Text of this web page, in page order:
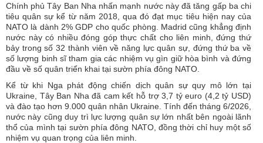
Chính phủ Tây Ban Nha nhấn mạnh nước này đã tăng gấp ba chi
tiêu quân sự kể từ năm 2018, qua đó đạt mục tiêu hiện nay của
NATO là dành 2% GDP cho quốc phòng. Madrid cũng khẳng định
nước này có nhiều đóng góp thực chất cho liên minh, đứng thứ
bảy trong số 32 thành viên về năng lực quân sự, đứng thứ ba về
số lượng binh sĩ tham gia các nhiệm vụ gìn giữ hòa bình và đứng
đầu về số quân triển khai tại sườn phía đông NATO.
Kể từ khi Nga phát động chiến dịch quân sự quy mô lớn tại
Ukraine, Tây Ban Nha đã cam kết hỗ trợ 3,7 tỷ euro (4,2 tỷ USD)
và đào tạo hơn 9.000 quân nhân Ukraine. Tính đến tháng 6/2026,
nước này cũng duy trì lực lượng quân sự lớn nhất bên ngoài lãnh
thổ của mình tại sườn phía đông NATO, đồng thời chỉ huy một số
nhiệm vụ quan trọng của liên minh.